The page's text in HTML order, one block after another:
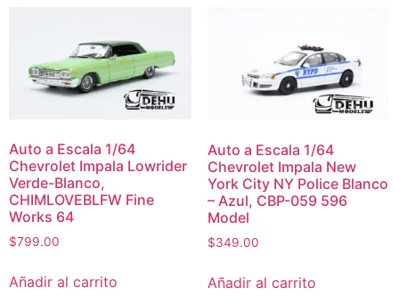
Auto a Escala 1/64
Chevrolet Impala Lowrider
Verde-Blanco,
CHIMLOVEBLFW Fine
Works 64
$799.00
Añadir al carrito
Auto a Escala 1/64
Chevrolet Impala New
York City NY Police Blanco
– Azul, CBP-059 596
Model
$349.00
Añadir al carrito